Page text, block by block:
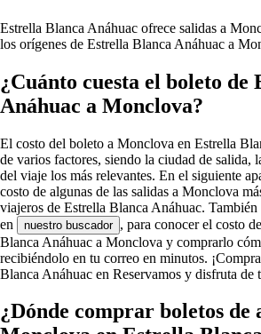
Estrella Blanca Anáhuac ofrece salidas a
los orígenes de Estrella Blanca Anáhuac a
¿Cuánto cuesta el boleto de
Anáhuac a Monclova?
El costo del boleto a Monclova en Estrella
de varios factores, siendo la ciudad de salida,
del viaje los más relevantes. En el siguiente
costo de algunas de las salidas a Monclova
viajeros de Estrella Blanca Anáhuac.
en
nuestro buscador , para conocer el costo
Blanca Anáhuac a Monclova y comprarlo
recibiéndolo en tu correo en minutos.
Blanca Anáhuac en Reservamos y disfruta
¿Dónde comprar boletos de